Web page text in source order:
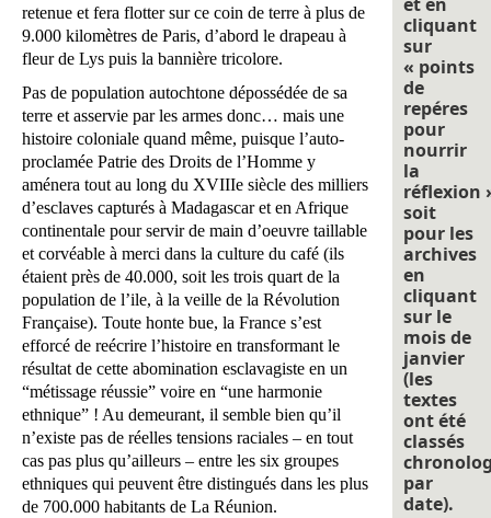
retenue et fera flotter sur ce coin de terre à plus de
9.000 kilomètres de Paris, d’abord le drapeau à
fleur de Lys puis la bannière tricolore.
Pas de population autochtone dépossédée de sa
terre et asservie par les armes donc… mais une
histoire coloniale quand même, puisque l’auto-
proclamée Patrie des Droits de l’Homme y
aménera tout au long du XVIIIe siècle des milliers
d’esclaves capturés à Madagascar et en Afrique
continentale pour servir de main d’oeuvre taillable
et corvéable à merci dans la culture du café (ils
étaient près de 40.000, soit les trois quart de la
population de l’ile, à la veille de la Révolution
Française). Toute honte bue, la France s’est
efforcé de reécrire l’histoire en transformant le
résultat de cette abomination esclavagiste en un
“métissage réussie” voire en “une harmonie
ethnique” ! Au demeurant, il semble bien qu’il
n’existe pas de réelles tensions raciales – en tout
cas pas plus qu’ailleurs – entre les six groupes
ethniques qui peuvent être distingués dans les plus
de 700.000 habitants de La Réunion.
cliquant
sur
« points
de
repéres
pour
nourrir
la
réflexion
soit
pour les
archives
en
cliquant
sur le
mois de
janvier
(les
textes
ont été
classés
par
date).